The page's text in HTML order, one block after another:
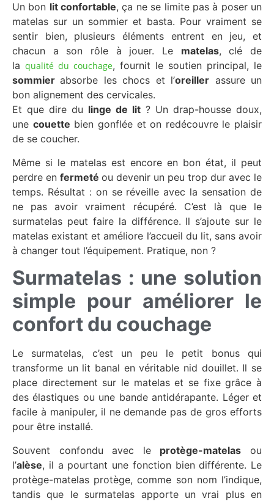
Un bon lit confortable, ça ne se limite pas à poser un
matelas sur un sommier et basta. Pour vraiment se
sentir bien, plusieurs éléments entrent en jeu, et
chacun a son rôle à jouer. Le matelas, clé de
la qualité du couchage, fournit le soutien principal, le
sommierabsorbe les chocs et l’oreiller assure un
bon alignement des cervicales.
Et que dire du linge de lit ? Un drap-housse doux,
une couette bien gonflée et on redécouvre le plaisir
de se coucher.
Même si le matelas est encore en bon état, il peut
perdre en fermeté ou devenir un peu trop dur avec le
temps. Résultat : on se réveille avec la sensation de
ne pas avoir vraiment récupéré. C’est là que le
surmatelas peut faire la différence. Il s’ajoute sur le
matelas existant et améliore l’accueil du lit, sans avoir
à changer tout l’équipement. Pratique, non ?
Surmatelas : une solution
simple pour améliorer le
confort du couchage
Le surmatelas, c’est un peu le petit bonus qui
transforme un lit banal en véritable nid douillet. Il se
place directement sur le matelas et se fixe grâce à
des élastiques ou une bande antidérapante. Léger et
facile à manipuler, il ne demande pas de gros efforts
pour être installé.
Souvent confondu avec le protège-matelas ou
l’alèse, il a pourtant une fonction bien différente. Le
protège-matelas protège, comme son nom l’indique,
tandis que le surmatelas apporte un vrai plus en